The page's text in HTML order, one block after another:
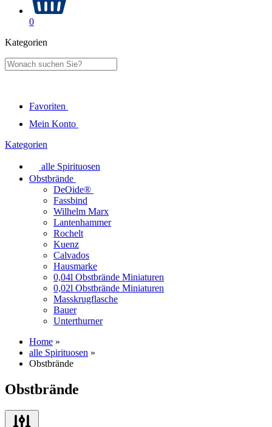
0
Kategorien
Favoriten
Mein Konto
Kategorien
alle Spirituosen
Obstbrände
DeOide®
Fassbind
Wilhelm Marx
Lantenhammer
Rochelt
Kuenz
Calvados
Hausmarke
0,04l Obstbrände Miniaturen
0,02l Obstbrände Miniaturen
Masskrugflasche
Bauer
Unterthurner
Home »
alle Spirituosen »
Obstbrände
Obstbrände